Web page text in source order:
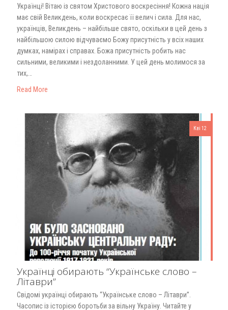
Українці! Вітаю із святом Христового воскресіння! Кожна нація
має свій Великдень, коли воскресає її велич і сила. Для нас,
українців, Великдень – найбільше свято, оскільки в цей день з
найбільшою силою відчуваємо Божу присутність у всіх наших
думках, намірах і справах. Божа присутність робить нас
сильними, великими і нездоланними. У цей день молимося за
тих,…
Read More
Кві 12
Українці обирають “Українське слово –
Літаври”
Свідомі українці обирають “Українське слово – Літаври”.
Часопис із історією боротьби за вільну Україну. Читайте у